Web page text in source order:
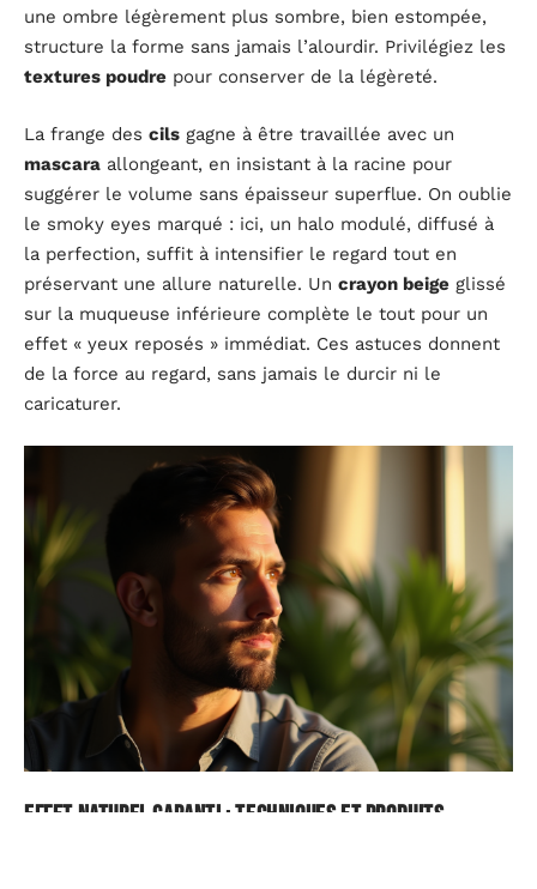
une ombre légèrement plus sombre, bien estompée,
structure la forme sans jamais l’alourdir. Privilégiez les
textures poudre pour conserver de la légèreté.
La frange des cils gagne à être travaillée avec un
mascara allongeant, en insistant à la racine pour
suggérer le volume sans épaisseur superflue. On oublie
le smoky eyes marqué : ici, un halo modulé, diffusé à
la perfection, suffit à intensifier le regard tout en
préservant une allure naturelle. Un crayon beige glissé
sur la muqueuse inférieure complète le tout pour un
effet « yeux reposés » immédiat. Ces astuces donnent
de la force au regard, sans jamais le durcir ni le
caricaturer.
Effet naturel garanti : techniques et produits